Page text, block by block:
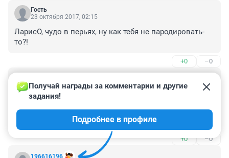
Гость
23 октября 2017, 02:15
ЛарисО, чудо в перьях, ну как тебя не пародировать-
то?!
+0 –0
22 октября 2017, 17:53
"Бывают в жизни периоды ..когда не до тетров .и и до
концертов ..поважнее задачи есть . "
Сколько пренебрежения и пафоса из под корявых
пальцев писарчука, единственными "задачами"
которого, многие годы, является перелицовывание
шубёшки и кормление кошака. С папиных времен не
+0 –0
196616196
Получай награды за комментарии и другие
задания!
Подробнее в профиле